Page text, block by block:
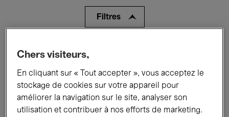
Filtres
Tous les événements
Expositions Films Performances
Rencontres & Débats Jazz
Chers visiteurs,
En cliquant sur « Tout accepter », vous acceptez le
stockage de cookies sur votre appareil pour
améliorer la navigation sur le site, analyser son
utilisation et contribuer à nos efforts de marketing.